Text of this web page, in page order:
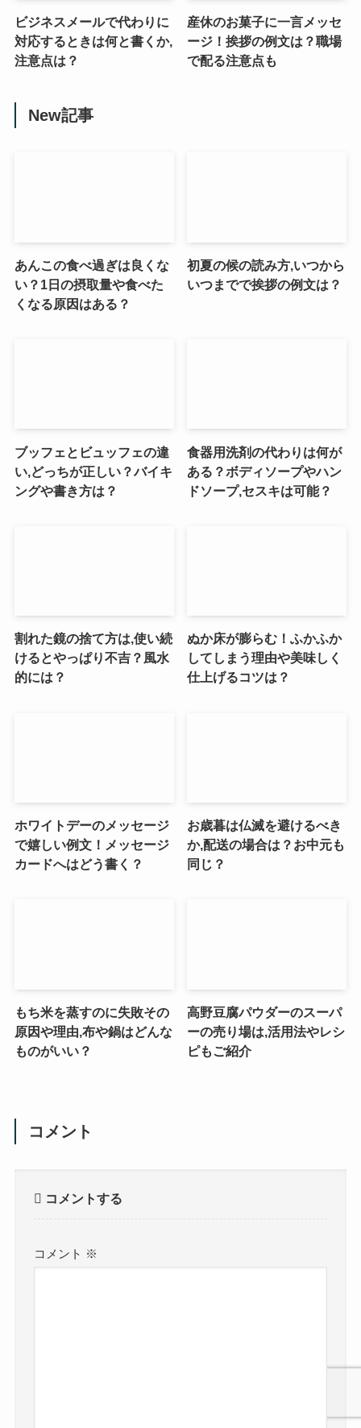
ビジネスメールで代わりに
対応するときは何と書くか,
注意点は？
産休のお菓子に一言メッセ
ージ！挨拶の例文は？職場
で配る注意点も
New記事
あんこの食べ過ぎは良くな
い？1日の摂取量や食べた
くなる原因はある？
初夏の候の読み方,いつから
いつまでで挨拶の例文は？
ブッフェとビュッフェの違
い,どっちが正しい？バイキ
ングや書き方は？
食器用洗剤の代わりは何が
ある？ボディソープやハン
ドソープ,セスキは可能？
割れた鏡の捨て方は,使い続
けるとやっぱり不吉？風水
的には？
ぬか床が膨らむ！ふかふか
してしまう理由や美味しく
仕上げるコツは？
ホワイトデーのメッセージ
で嬉しい例文！メッセージ
カードへはどう書く？
お歳暮は仏滅を避けるべき
か,配送の場合は？お中元も
同じ？
もち米を蒸すのに失敗その
原因や理由,布や鍋はどんな
ものがいい？
高野豆腐パウダーのスーパ
ーの売り場は,活用法やレシ
ピもご紹介
コメント
コメントする
コメント ※